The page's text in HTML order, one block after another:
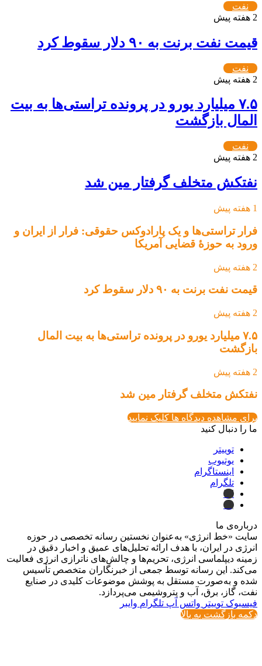
نفت
2 هفته پیش
قیمت نفت برنت به ۹۰ دلار سقوط کرد
نفت
2 هفته پیش
۷.۵ میلیارد یورو در پرونده تراستی‌ها به بیت
المال بازگشت
نفت
2 هفته پیش
نفتکش متخلف گرفتار مین شد
1 هفته پیش
فرار تراستی‌ها و یک پارادوکس حقوقی: فرار از ایران و
ورود به حوزۀ قضایی آمریکا
2 هفته پیش
قیمت نفت برنت به ۹۰ دلار سقوط کرد
2 هفته پیش
۷.۵ میلیارد یورو در پرونده تراستی‌ها به بیت المال
بازگشت
2 هفته پیش
نفتکش متخلف گرفتار مین شد
برای مشاهده دیدگاه ها کلیک نمایید
ما را دنبال کنید
توییتر
یوتیوب
اینستاگرام
تلگرام
ایتا
بله
درباره‌ی ما
سایت «خط انرژی» به‌عنوان نخستین رسانه تخصصی در حوزه
انرژی در ایران، با هدف ارائه تحلیل‌های عمیق و اخبار دقیق در
زمینه دیپلماسی انرژی، تحریم‌ها و چالش‌های ناترازی انرژی فعالیت
می‌کند. این رسانه توسط جمعی از خبرنگاران متخصص تأسیس
شده و به‌صورت مستقل به پوشش موضوعات کلیدی در صنایع
نفت، گاز، برق، آب و پتروشیمی می‌پردازد.
فیسبوک توییتر واتس آپ تلگرام وایبر
دکمه بازگشت به بالا